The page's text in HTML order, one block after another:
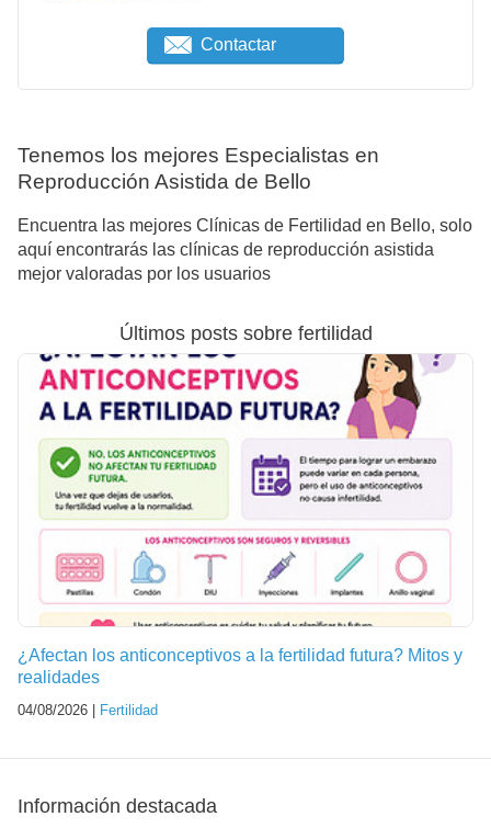
Contactar
Tenemos los mejores Especialistas en
Reproducción Asistida de Bello
Encuentra las mejores Clínicas de Fertilidad en Bello, solo
aquí encontrarás las clínicas de reproducción asistida
mejor valoradas por los usuarios
Últimos posts sobre fertilidad
¿Afectan los anticonceptivos a la fertilidad futura? Mitos y
realidades
04/08/2026 | Fertilidad
Información destacada